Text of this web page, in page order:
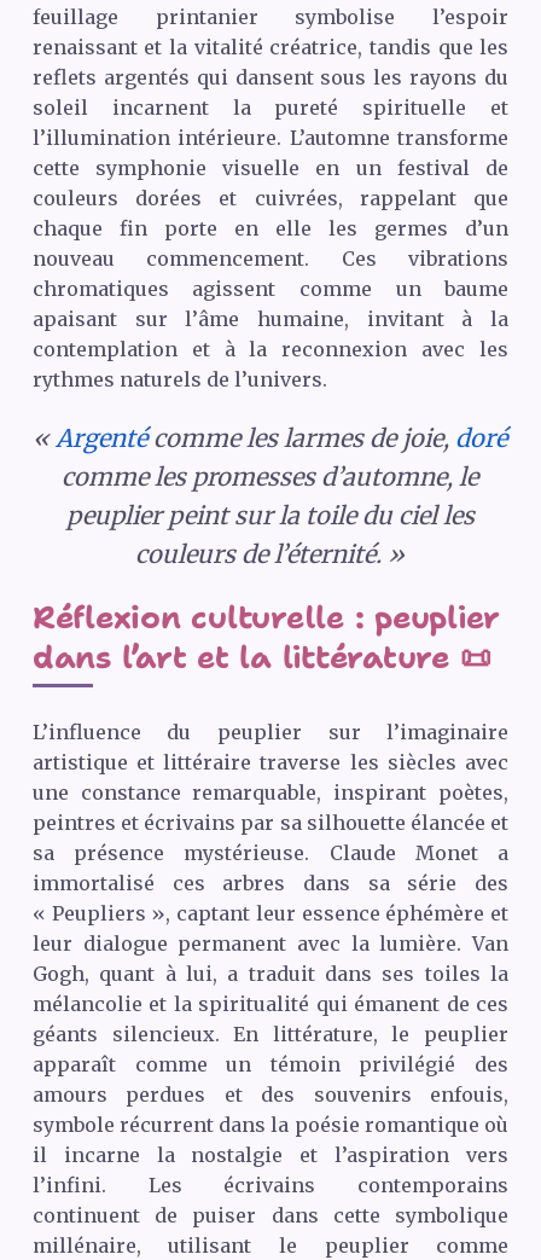
feuillage printanier symbolise l’espoir
renaissant et la vitalité créatrice, tandis que les
reflets argentés qui dansent sous les rayons du
soleil incarnent la pureté spirituelle et
l’illumination intérieure. L’automne transforme
cette symphonie visuelle en un festival de
couleurs dorées et cuivrées, rappelant que
chaque fin porte en elle les germes d’un
nouveau commencement. Ces vibrations
chromatiques agissent comme un baume
apaisant sur l’âme humaine, invitant à la
contemplation et à la reconnexion avec les
rythmes naturels de l’univers.
« Argentécomme les larmes de joie, doré
comme les promesses d’automne, le
peuplier peint sur la toile du ciel les
couleurs de l’éternité. »
Réflexion culturelle : peuplier
dans l’art et la littérature 📜
L’influence du peuplier sur l’imaginaire
artistique et littéraire traverse les siècles avec
une constance remarquable, inspirant poètes,
peintres et écrivains par sa silhouette élancée et
sa présence mystérieuse. Claude Monet a
immortalisé ces arbres dans sa série des
« Peupliers », captant leur essence éphémère et
leur dialogue permanent avec la lumière. Van
Gogh, quant à lui, a traduit dans ses toiles la
mélancolie et la spiritualité qui émanent de ces
géants silencieux. En littérature, le peuplier
apparaît comme un témoin privilégié des
amours perdues et des souvenirs enfouis,
symbole récurrent dans la poésie romantique où
il incarne la nostalgie et l’aspiration vers
l’infini. Les écrivains contemporains
continuent de puiser dans cette symbolique
millénaire, utilisant le peuplier comme